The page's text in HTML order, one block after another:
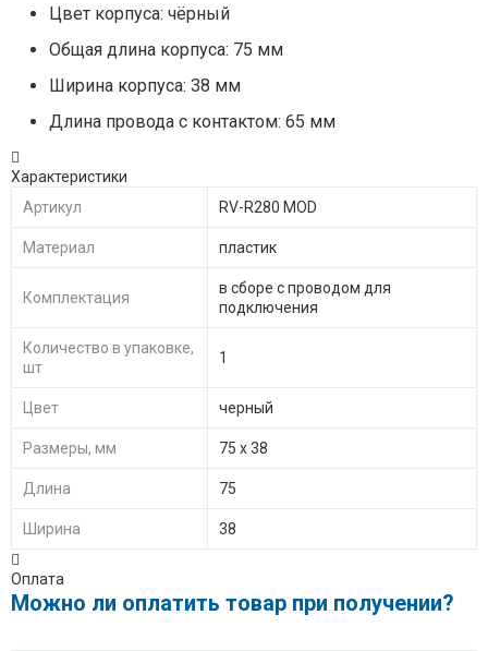
Цвет корпуса: чёрный
Общая длина корпуса: 75 мм
Ширина корпуса: 38 мм
Длина провода с контактом: 65 мм
Характеристики
Артикул
RV-R280 MOD
Материал пластик
Комплектация
в сборе с проводом для
подключения
Количество в упаковке,
шт
1
Цвет черный
Размеры, мм 75 х 38
Длина 75
Ширина 38
Оплата
Можно ли оплатить товар при получении?